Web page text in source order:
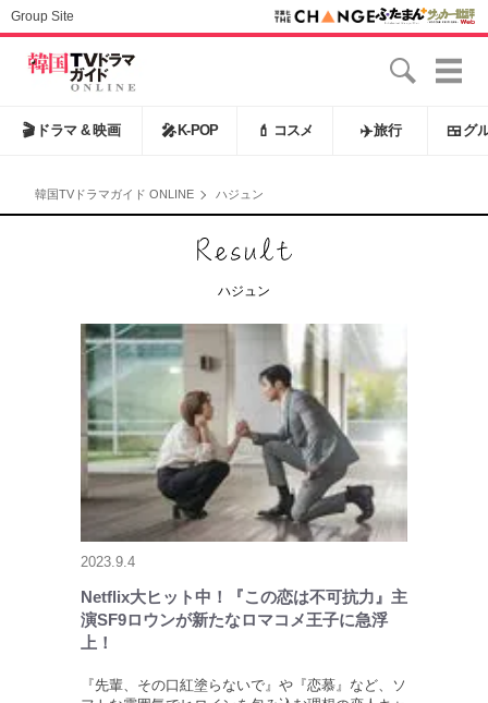
Group Site
🎬 ドラマ & 映画 🎤 K-POP 💄 コスメ ✈️旅行 🍱 グ
韓国TVドラマガイド ONLINE ハジュン
ハジュン
2023.9.4
Netflix大ヒット中！『この恋は不可抗力』主
演SF9ロウンが新たなロマコメ王子に急浮
上！
『先輩、その口紅塗らないで』や『恋慕』など、ソ